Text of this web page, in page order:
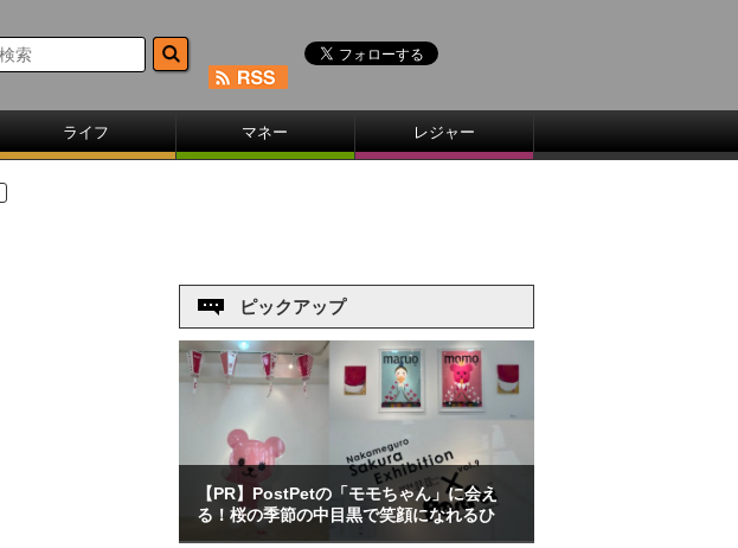
ライフ マネー レジャー
ピックアップ
【PR】PostPetの「モモちゃん」に会え
る！桜の季節の中目黒で笑顔になれるひ